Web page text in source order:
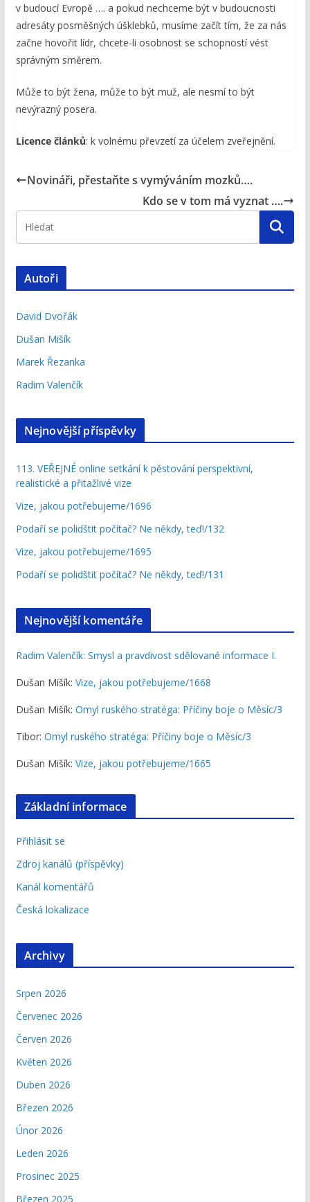
v budoucí Evropě …. a pokud nechceme být v budoucnosti
adresáty posměšných úšklebků, musíme začít tím, že za nás
začne hovořit lídr, chcete-li osobnost se schopností vést
správným směrem.
Může to být žena, může to být muž, ale nesmí to být
nevýrazný posera.
Licence článků: k volnému převzetí za účelem zveřejnění.
Novináři, přestaňte s vymýváním mozků….
Kdo se v tom má vyznat ….
Autoři
David Dvořák
Dušan Mišík
Marek Řezanka
Radim Valenčík
Nejnovější příspěvky
113. VEŘEJNÉ online setkání k pěstování perspektivní,
realistické a přitažlivé vize
Vize, jakou potřebujeme/1696
Podaří se polidštit počítač? Ne někdy, teď!/132
Vize, jakou potřebujeme/1695
Podaří se polidštit počítač? Ne někdy, teď!/131
Nejnovější komentáře
Radim Valenčík: Smysl a pravdivost sdělované informace I.
Dušan Mišík: Vize, jakou potřebujeme/1668
Dušan Mišík: Omyl ruského stratéga: Příčiny boje o Měsíc/3
Tibor: Omyl ruského stratéga: Příčiny boje o Měsíc/3
Dušan Mišík: Vize, jakou potřebujeme/1665
Základní informace
Přihlásit se
Zdroj kanálů (příspěvky)
Kanál komentářů
Česká lokalizace
Archivy
Srpen 2026
Červenec 2026
Červen 2026
Květen 2026
Duben 2026
Březen 2026
Únor 2026
Leden 2026
Prosinec 2025
Březen 2025